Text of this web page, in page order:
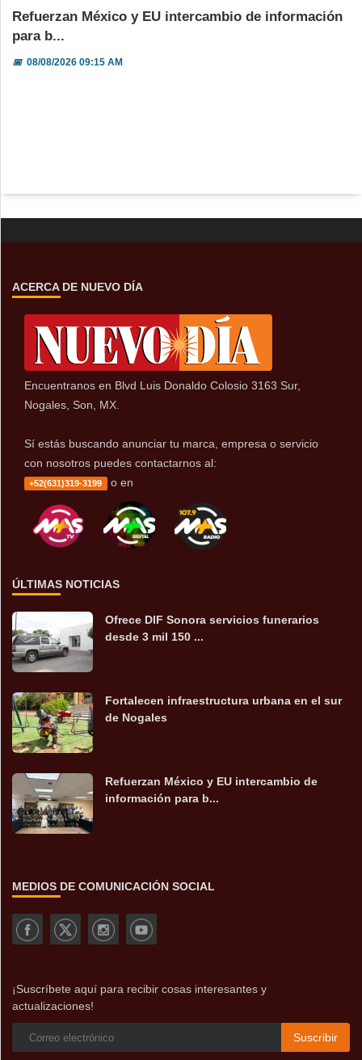
Refuerzan México y EU intercambio de información
para b...
📅08/08/2026 09:15 AM
ACERCA DE NUEVO DÍA
Encuentranos en Blvd Luis Donaldo Colosio 3163 Sur,
Nogales, Son, MX.
Sí estás buscando anunciar tu marca, empresa o servicio
con nosotros puedes contactarnos al:
+52(631)319-3199 o en
ÚLTIMAS NOTICIAS
Ofrece DIF Sonora servicios funerarios
desde 3 mil 150 ...
Fortalecen infraestructura urbana en el sur
de Nogales
Refuerzan México y EU intercambio de
información para b...
MEDIOS DE COMUNICACIÓN SOCIAL
¡Suscríbete aquí para recibir cosas interesantes y
actualizaciones!
Suscribir